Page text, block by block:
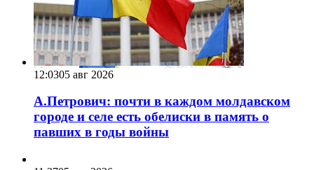
12:0305 авг 2026
А.Петрович: почти в каждом молдавском
городе и селе есть обелиски в память о
павших в годы войны